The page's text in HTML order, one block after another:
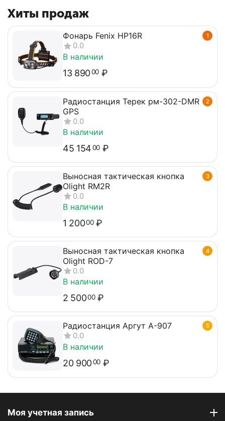
Хиты продаж
1
Фонарь Fenix HP16R
0.0
В наличии
13 89000 ₽
2
Радиостанция Терек рм-302-DMR
GPS
0.0
В наличии
45 15400 ₽
3
Выносная тактическая кнопка
Olight RM2R
0.0
В наличии
1 20000 ₽
4
Выносная тактическая кнопка
Olight ROD-7
0.0
В наличии
2 50000 ₽
5
Радиостанция Аргут А-907
0.0
В наличии
20 90000 ₽
Моя учетная запись